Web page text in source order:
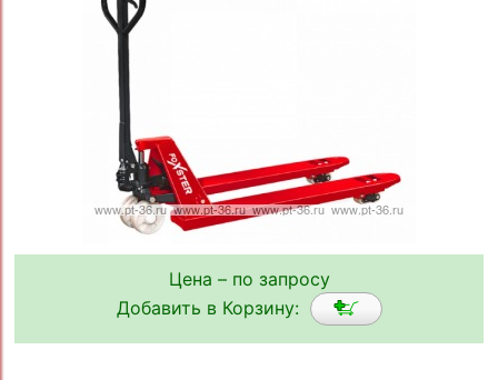
Цена – по запросу
Добавить в Корзину: